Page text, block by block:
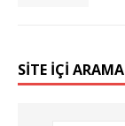
SİTE İÇİ ARAMA